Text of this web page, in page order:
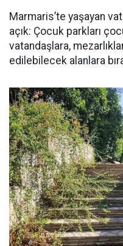
Marmaris’te yaşayan
açık: Çocuk parkları
vatandaşlara,
edilebilecek alanlara